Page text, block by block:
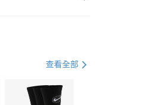
查看全部